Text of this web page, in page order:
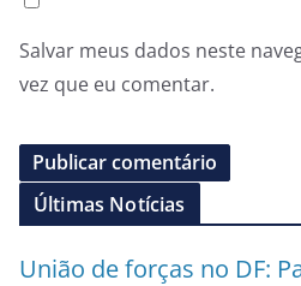
Salvar meus dados neste
vez que eu comentar.
Últimas Notícias
União de forças no DF: